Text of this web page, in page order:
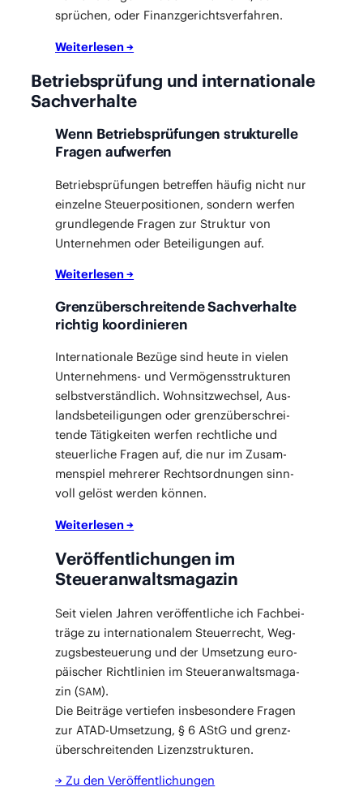
sprü­chen, oder Finanzgerichtsverfahren.
Wei­ter­le­sen →
Betriebsprüfung und internationale
Sachverhalte
Wenn Betriebsprüfungen strukturelle
Fragen aufwerfen
Betriebs­prü­fun­gen betref­fen häu­fig nicht nur
ein­zel­ne Steu­er­po­si­tio­nen, son­dern wer­fen
grund­le­gen­de Fra­gen zur Struk­tur von
Unter­neh­men oder Betei­li­gun­gen auf.
Wei­ter­lesen →
Grenzüberschreitende Sachverhalte
richtig koordinieren
Inter­na­tio­na­le Bezü­ge sind heu­te in vie­len
Unter­neh­mens- und Ver­mö­gens­struk­tu­ren
selbst­ver­ständ­lich. Wohn­sitz­wech­sel, Aus­
lands­be­tei­li­gun­gen oder grenz­über­schrei­
ten­de Tätig­kei­ten wer­fen recht­li­che und
steu­er­li­che Fra­gen auf, die nur im Zusam­
men­spiel meh­re­rer Rechts­ord­nun­gen sinn­
voll gelöst wer­den können.
Wei­ter­le­sen →
Veröffentlichungen im
Steueranwaltsmagazin
Seit vie­len Jah­ren ver­öf­fent­li­che ich Fach­bei­
trä­ge zu inter­na­tio­na­lem Steu­er­recht, Weg­
zugs­be­steue­rung und der Umset­zung euro­
päi­scher Richt­li­ni­en im Steu­er­an­walts­ma­ga­
zin (SAM).
Die Bei­trä­ge ver­tie­fen ins­be­son­de­re Fra­gen
zur ATAD-Umset­zung, § 6 AStG und grenz­
über­schrei­ten­den Lizenzstrukturen.
→ Zu den Veröffentlichungen